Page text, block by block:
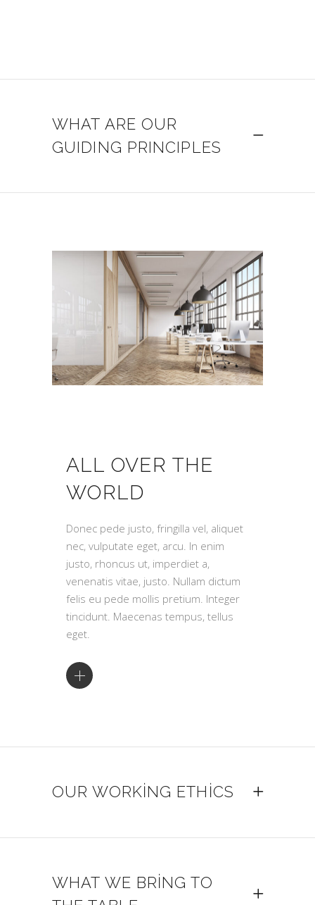
WHAT ARE OUR
GUIDING PRINCIPLES
ALL OVER THE
WORLD
Donec pede justo, fringilla vel, aliquet
nec, vulputate eget, arcu. In enim
justo, rhoncus ut, imperdiet a,
venenatis vitae, justo. Nullam dictum
felis eu pede mollis pretium. Integer
tincidunt. Maecenas tempus, tellus
eget.
OUR WORKING ETHICS
WHAT WE BRING TO